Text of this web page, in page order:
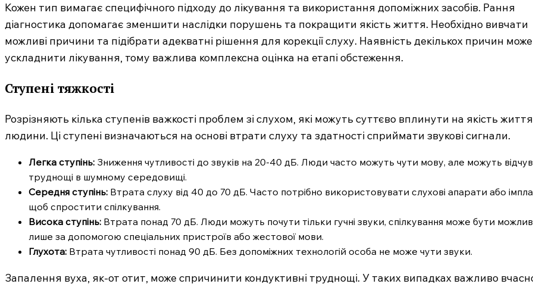
Кожен тип вимагає специфічного підходу до лікування та використання допоміжних засобів. Рання
діагностика допомагає зменшити наслідки порушень та покращити якість життя. Необхідно вивчати
можливі причини та підібрати адекватні рішення для корекції слуху. Наявність декількох причин може
ускладнити лікування, тому важлива комплексна оцінка на етапі обстеження.
Ступені тяжкості
Розрізняють кілька ступенів важкості проблем зі слухом, які можуть суттєво вплинути на якість життя
людини. Ці ступені визначаються на основі втрати слуху та здатності сприймати звукові сигнали.
Легка ступінь: Зниження чутливості до звуків на 20-40 дБ. Люди часто можуть чути мову, але можуть
труднощі в шумному середовищі.
Середня ступінь: Втрата слуху від 40 до 70 дБ. Часто потрібно використовувати слухові апарати або
щоб спростити спілкування.
Висока ступінь: Втрата понад 70 дБ. Люди можуть почути тільки гучні звуки, спілкування може бути
лише за допомогою спеціальних пристроїв або жестової мови.
Глухота: Втрата чутливості понад 90 дБ. Без допоміжних технологій особа не може чути звуки.
Запалення вуха, як-от отит, може спричинити кондуктивні труднощі. У таких випадках важливо